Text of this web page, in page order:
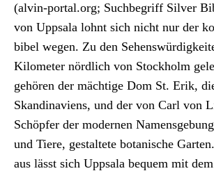
(alvin-portal.org; Such­be­griff Sil­ver
von Upp­sala lohnt sich nicht nur der
bibel wegen. Zu den
Kilo­me­ter nördlich von Stock­holm
gehören der mächtige Dom St. Erik,
Skan­di­naviens, und der von Carl von
Schöpfer der mod­er­nen
und Tiere, gestal­tete botanis­che
aus lässt sich Upp­sala bequem mit